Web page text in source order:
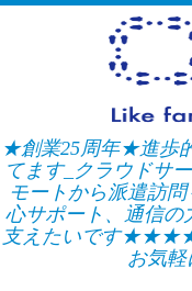
Skip
★創業25周年★進歩
てます_クラウドサ
モートから派遣訪
心サポート、通信の
支えたいです★★★★
お気